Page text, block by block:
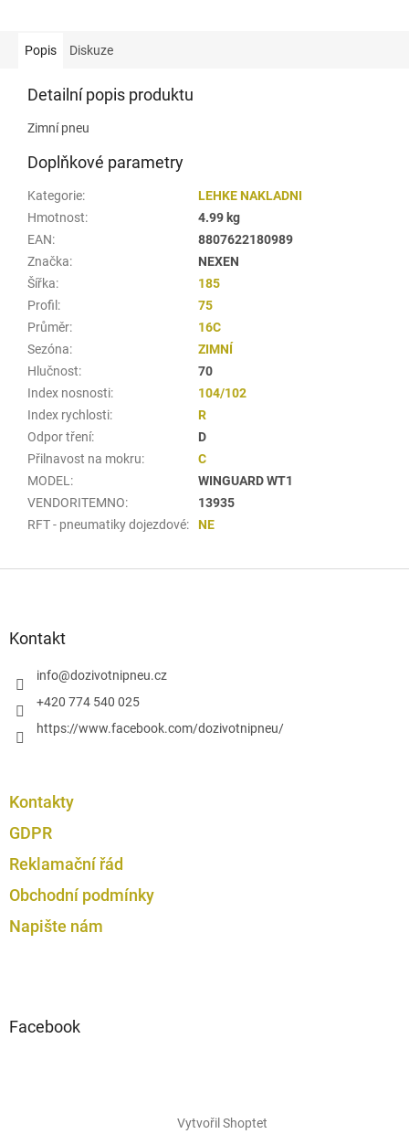
Popis Diskuze
Detailní popis produktu
Zimní pneu
Doplňkové parametry
Kategorie:
LEHKE NAKLADNI
Hmotnost:
4.99 kg
EAN:
8807622180989
Značka:
NEXEN
Šířka:
185
Profil :
75
Průměr:
16C
Sezóna:
ZIMNÍ
Hlučnost:
70
Index nosnosti:
104/102
Index rychlosti:
R
Odpor tření:
D
Přilnavost na mokru:
C
MODEL :
WINGUARD WT1
VENDORITEMNO:
13935
RFT - pneumatiky dojezdové: NE
Kontakt
info@dozivotnipneu.cz
+420 774 540 025
https://www.facebook.com/dozivotnipneu/
Kontakty
GDPR
Reklamační řád
Obchodní podmínky
Napište nám
Facebook
Vytvořil Shoptet